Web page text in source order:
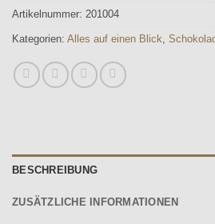
Artikelnummer: 201004
Kategorien: Alles auf einen Blick,
BESCHREIBUNG
ZUSÄTZLICHE INFORMATIONEN